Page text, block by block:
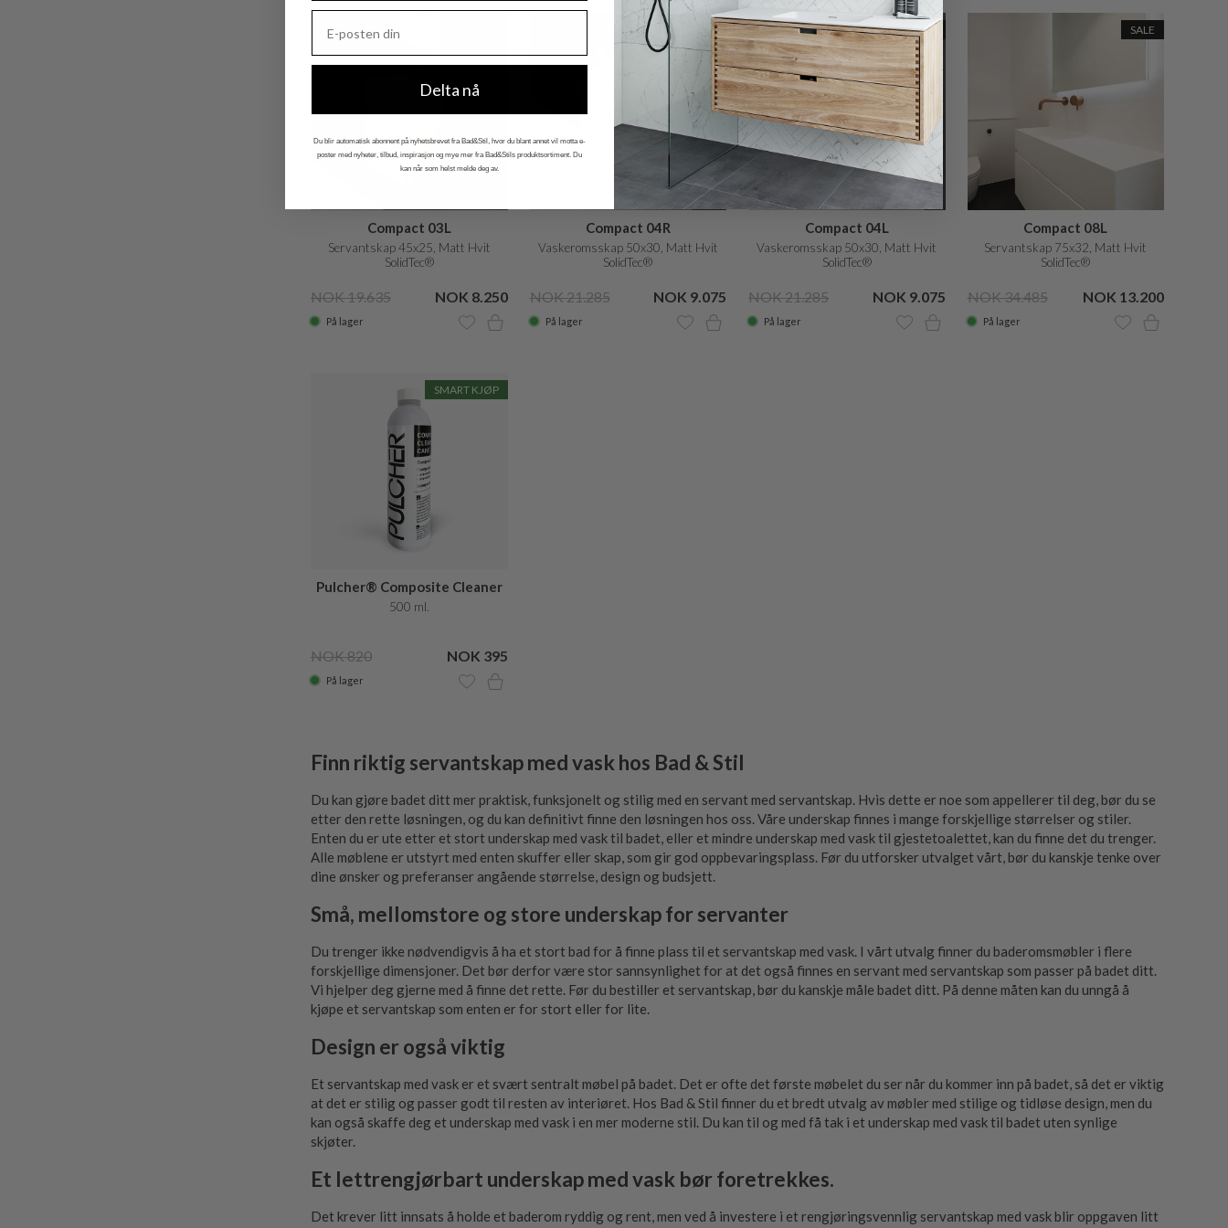
Compact 03L
Servantskap 45x25, Matt Hvit
SolidTec®
NOK 19.635 NOK 8.250
På lager
SALE
Compact 04R
Vaskeromsskap 50x30, Matt Hvit
SolidTec®
NOK 21.285 NOK 9.075
På lager
SALE
Compact 04L
Vaskeromsskap 50x30, Matt Hvit
SolidTec®
NOK 21.285 NOK 9.075
På lager
SALE
Compact 08L
Servantskap 75x32, Matt Hvit
SolidTec®
NOK 34.485 NOK 13.200
På lager
SMART KJØP
Pulcher® Composite Cleaner
Care
500 ml.
NOK 820 NOK 395
På lager
Finn riktig servantskap med vask hos Bad & Stil
Du kan gjøre badet ditt mer praktisk, funksjonelt og stilig med en servant med servantskap. Hvis dette er noe som appellerer til deg, bør du se
etter den rette løsningen, og du kan definitivt finne den løsningen hos oss. Våre underskap finnes i mange forskjellige størrelser og stiler.
Enten du er ute etter et stort underskap med vask til badet, eller et mindre underskap med vask til gjestetoalettet, kan du finne det du trenger.
Alle møblene er utstyrt med enten skuffer eller skap, som gir god oppbevaringsplass. Før du utforsker utvalget vårt, bør du kanskje tenke over
dine ønsker og preferanser angående størrelse, design og budsjett.
Små, mellomstore og store underskap for servanter
Du trenger ikke nødvendigvis å ha et stort bad for å finne plass til et servantskap med vask. I vårt utvalg finner du baderomsmøbler i flere
forskjellige dimensjoner. Det bør derfor være stor sannsynlighet for at det også finnes en servant med servantskap som passer på badet ditt.
Vi hjelper deg gjerne med å finne det rette. Før du bestiller et servantskap, bør du kanskje måle badet ditt. På denne måten kan du unngå å
kjøpe et servantskap som enten er for stort eller for lite.
Design er også viktig
Et servantskap med vask er et svært sentralt møbel på badet. Det er ofte det første møbelet du ser når du kommer inn på badet, så det er viktig
at det er stilig og passer godt til resten av interiøret. Hos Bad & Stil finner du et bredt utvalg av møbler med stilige og tidløse design, men du
kan også skaffe deg et underskap med vask i en mer moderne stil. Du kan til og med få tak i et underskap med vask til badet uten synlige
skjøter.
Et lettrengjørbart underskap med vask bør foretrekkes.
Det krever litt innsats å holde et baderom ryddig og rent, men ved å investere i et rengjøringsvennlig servantskap med vask blir oppgaven litt
Delta nå
Du blir automatisk abonnent på nyhetsbrevet fra Bad&Stil, hvor du blant annet vil motta e-
poster med nyheter, tilbud, inspirasjon og mye mer fra Bad&Stils produktsortiment. Du
kan når som helst melde deg av.